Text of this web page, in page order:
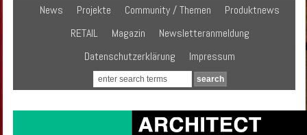
News Projekte Community / Themen
Produktnews
RETAIL
Magazin
Newsletteranmeldung
Datenschutzerklärung
Impressum